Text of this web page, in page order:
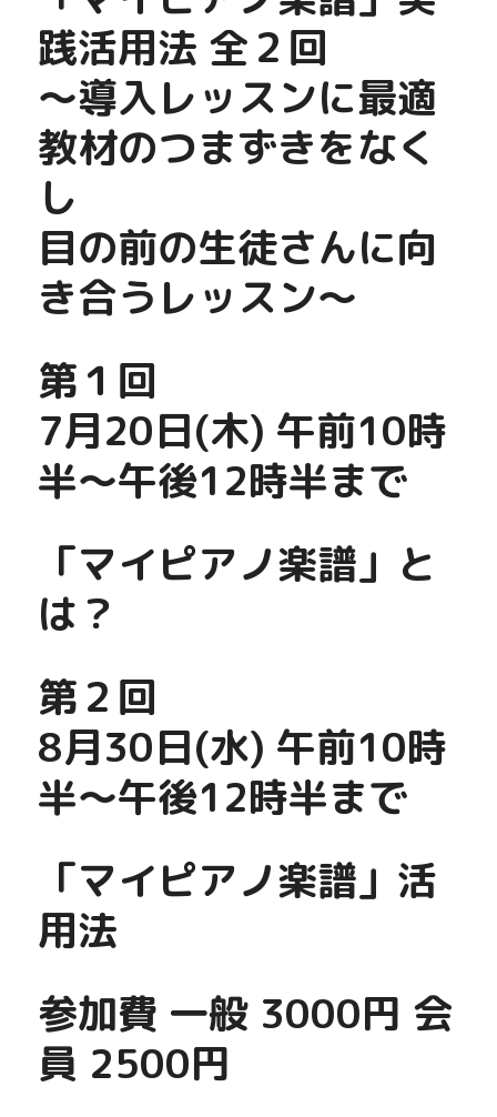
践活用法 全２回
〜導入レッスンに最適
教材のつまずきをなく
し
目の前の生徒さんに向
き合うレッスン〜
第１回
7月20日(木) 午前10時
半〜午後12時半まで
「マイピアノ楽譜」と
は？
第２回
8月30日(水) 午前10時
半〜午後12時半まで
「マイピアノ楽譜」活
用法
参加費 一般 3000円 会
員 2500円